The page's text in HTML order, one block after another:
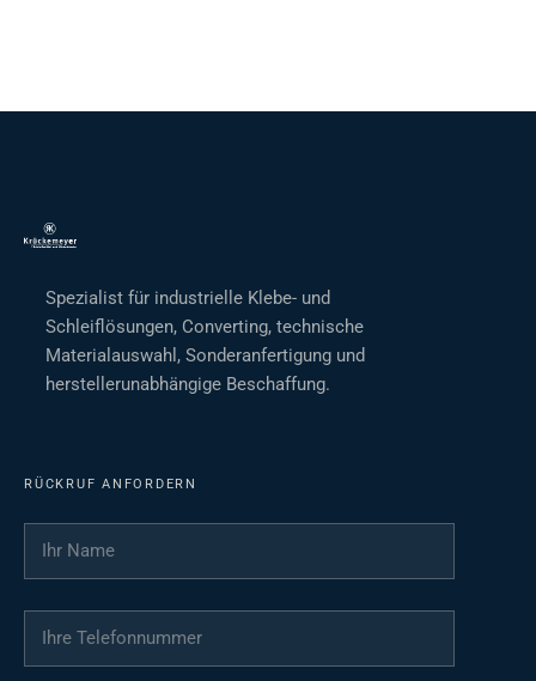
Spezialist für industrielle Klebe- und
Schleiflösungen, Converting, technische
Materialauswahl, Sonderanfertigung und
herstellerunabhängige Beschaffung.
RÜCKRUF ANFORDERN
Ihr Name
Ihre Telefonnummer